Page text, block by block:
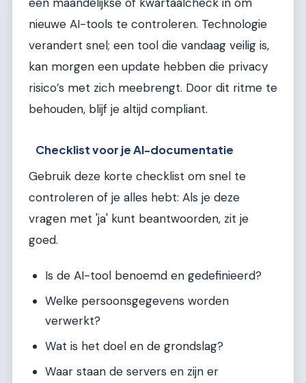
nieuwe AI-tools te controleren. Technologie
verandert snel; een tool die vandaag veilig is,
kan morgen een update hebben die privacy
risico’s met zich meebrengt. Door dit ritme te
behouden, blijf je altijd compliant.
Checklist voor je AI-documentatie
Gebruik deze korte checklist om snel te
controleren of je alles hebt: Als je deze
vragen met 'ja' kunt beantwoorden, zit je
goed.
Is de AI-tool benoemd en gedefinieerd?
Welke persoonsgegevens worden
verwerkt?
Wat is het doel en de grondslag?
Waar staan de servers en zijn er